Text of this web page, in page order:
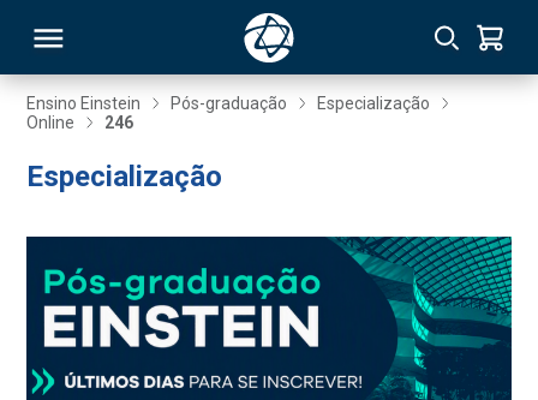
Ensino Einstein Pós-graduação
Especialização
Online
246
Especialização